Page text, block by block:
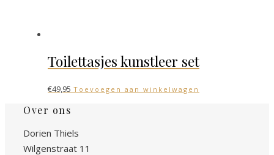
Toilettasjes kunstleer set
€49,95 Toevoegen aan winkelwagen
Over ons
Dorien Thiels
Wilgenstraat 11